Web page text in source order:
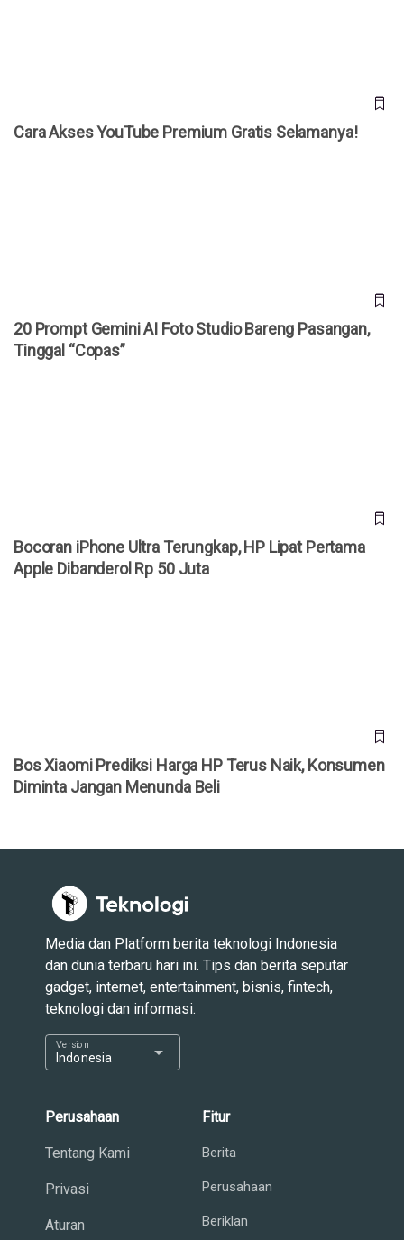
Cara Akses YouTube Premium Gratis Selamanya!
20 Prompt Gemini AI Foto Studio Bareng Pasangan,
Tinggal “Copas”
Bocoran iPhone Ultra Terungkap, HP Lipat Pertama
Apple Dibanderol Rp 50 Juta
Bos Xiaomi Prediksi Harga HP Terus Naik, Konsumen
Diminta Jangan Menunda Beli
Media dan Platform berita teknologi Indonesia
dan dunia terbaru hari ini. Tips dan berita seputar
gadget, internet, entertainment, bisnis, fintech,
teknologi dan informasi.
Indonesia
Version arrow_drop_down
Perusahaan
Tentang Kami
Privasi
Aturan
Fitur
Berita
Perusahaan
Beriklan